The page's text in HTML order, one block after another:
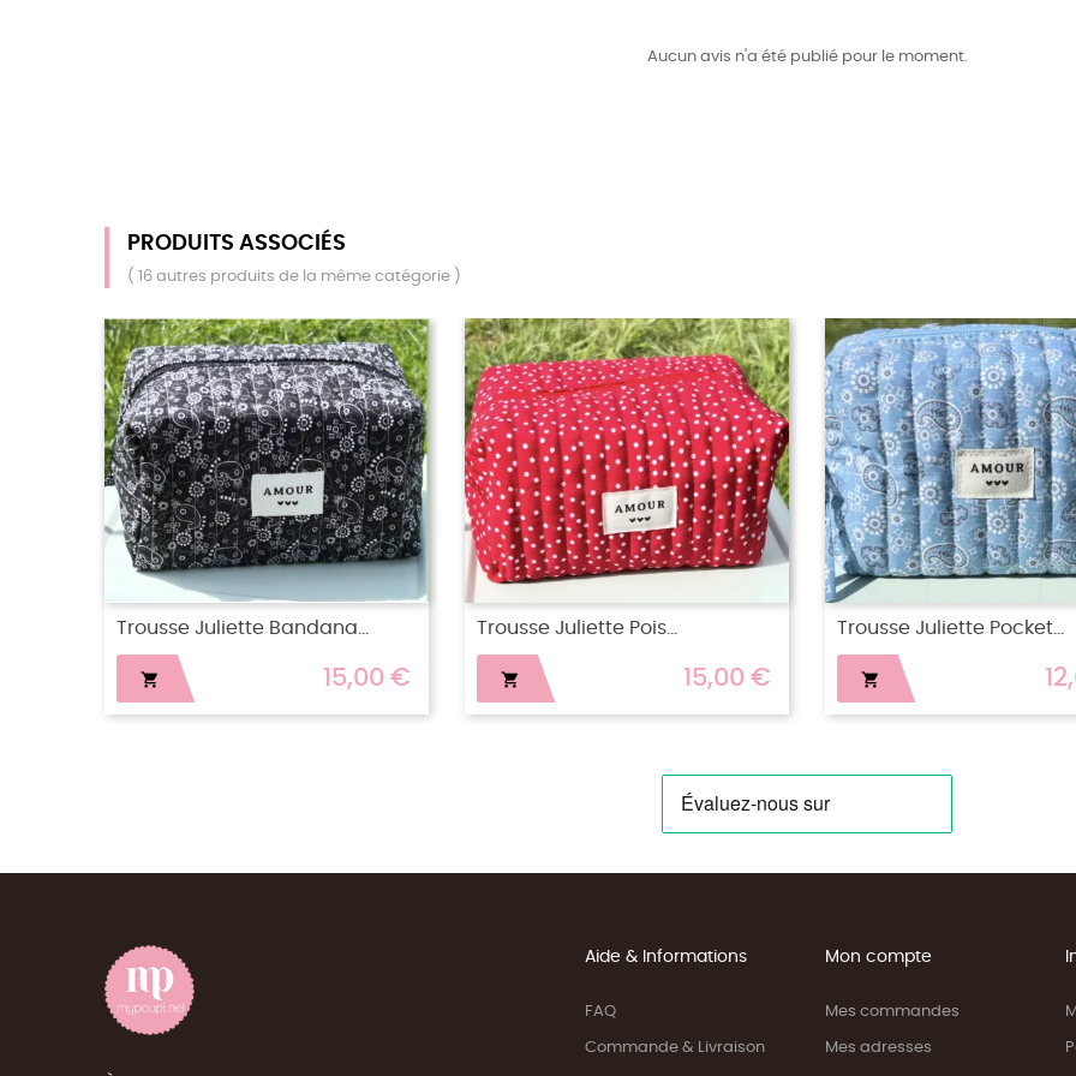
Aucun avis n'a été publié pour le moment.
PRODUITS ASSOCIÉS
( 16 autres produits de la même catégorie )
RUPTURE DE STOCK
Trousse Juliette Bandana...
 15,00 €
Trousse Juliette Pocket...
 12,00 €
Trousse Juliette

Aide & Informations
FAQ
Commande & Livraison
Mon compte
Mes commandes
Mes adresses